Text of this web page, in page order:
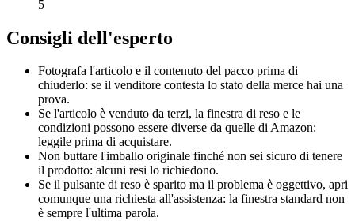
5
Consigli dell'esperto
Fotografa l'articolo e il contenuto del pacco prima di
chiuderlo: se il venditore contesta lo stato della merce hai una
prova.
Se l'articolo è venduto da terzi, la finestra di reso e le
condizioni possono essere diverse da quelle di Amazon:
leggile prima di acquistare.
Non buttare l'imballo originale finché non sei sicuro di tenere
il prodotto: alcuni resi lo richiedono.
Se il pulsante di reso è sparito ma il problema è oggettivo, apri
comunque una richiesta all'assistenza: la finestra standard non
è sempre l'ultima parola.